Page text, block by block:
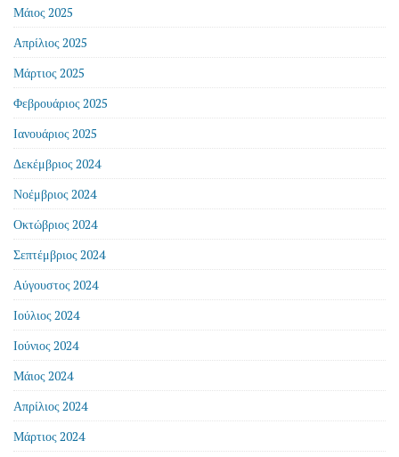
Μάιος 2025
Απρίλιος 2025
Μάρτιος 2025
Φεβρουάριος 2025
Ιανουάριος 2025
Δεκέμβριος 2024
Νοέμβριος 2024
Οκτώβριος 2024
Σεπτέμβριος 2024
Αύγουστος 2024
Ιούλιος 2024
Ιούνιος 2024
Μάιος 2024
Απρίλιος 2024
Μάρτιος 2024